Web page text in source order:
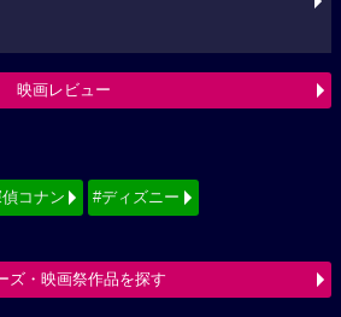
映画レビュー
コナン #ディズニー
ズ・映画祭作品を探す